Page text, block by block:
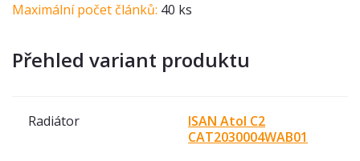
Maximální počet článků: 40 ks
Přehled variant produktu
Radiátor
ISAN Atol C2
CAT2030004WAB01